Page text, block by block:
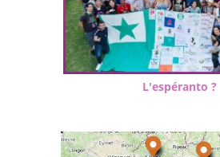
L'espéranto ?